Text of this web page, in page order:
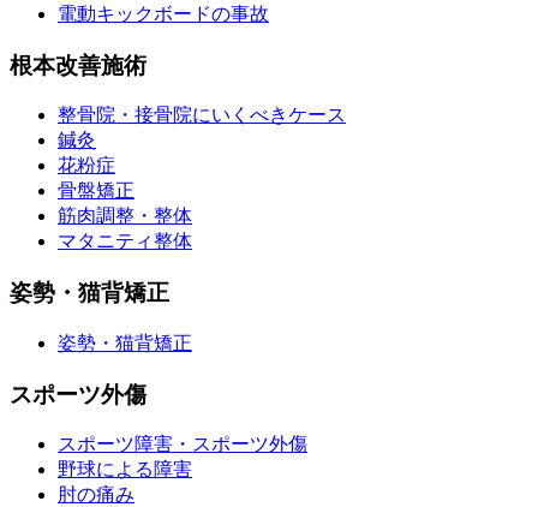
電動キックボードの事故
根本改善施術
整骨院・接骨院にいくべきケース
鍼灸
花粉症
骨盤矯正
筋肉調整・整体
マタニティ整体
姿勢・猫背矯正
姿勢・猫背矯正
スポーツ外傷
スポーツ障害・スポーツ外傷
野球による障害
肘の痛み